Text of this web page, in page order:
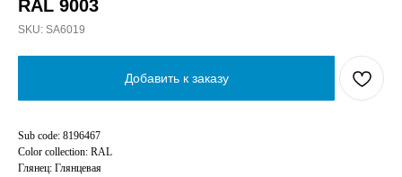
RAL 9003
SKU: SA6019
Добавить к заказу
Sub code: 8196467
Color collection: RAL
Глянец: Глянцевая